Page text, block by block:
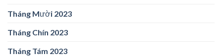
Tháng Mười 2023
Tháng Chín 2023
Tháng Tám 2023